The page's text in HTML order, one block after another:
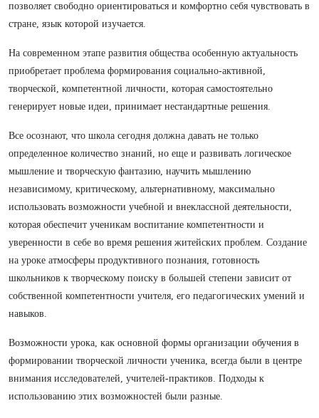
позволяет свободно ориентироваться и комфортно себя чувствовать в
стране, язык которой изучается.
На современном этапе развития общества особенную актуальность
приобретает проблема формирования социально-активной,
творческой, компетентной личности, которая самостоятельно
генерирует новые идеи, принимает нестандартные решения.
Все осознают, что школа сегодня должна давать не только
определенное количество знаний, но еще и развивать логическое
мышление и творческую фантазию, научить мышлению
независимому, критическому, альтернативному, максимально
использовать возможности учебной и внеклассной деятельности,
которая обеспечит ученикам воспитание компетентности и
уверенности в себе во время решения житейских проблем. Создание
на уроке атмосферы продуктивного познания, готовность
школьников к творческому поиску в большей степени зависит от
собственной компетентности учителя, его педагогических умений и
навыков.
Возможности урока, как основной формы организации обучения в
формировании творческой личности ученика, всегда были в центре
внимания исследователей, учителей-практиков. Подходы к
использованию этих возможностей были разные.